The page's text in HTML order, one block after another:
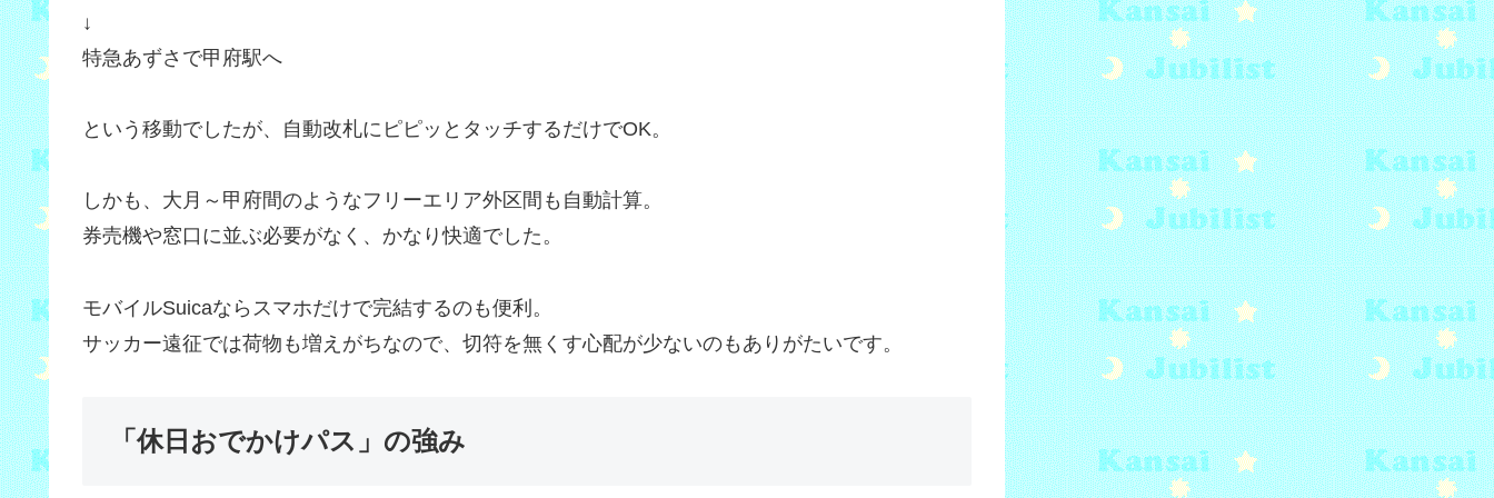
↓
特急あずさで甲府駅へ
という移動でしたが、自動改札にピピッとタッチするだけでOK。
しかも、大月～甲府間のようなフリーエリア外区間も自動計算。
券売機や窓口に並ぶ必要がなく、かなり快適でした。
モバイルSuicaならスマホだけで完結するのも便利。
サッカー遠征では荷物も増えがちなので、切符を無くす心配が少ないのもありがたいです。
「休日おでかけパス」の強み